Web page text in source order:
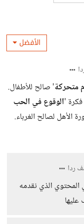
الأفضل
متحركة' صالح للأطفال.
فكرة 'الوقوع في الحب
الأهل لصالح الغرباء.
ردا
المحتوي الذي نقدمه